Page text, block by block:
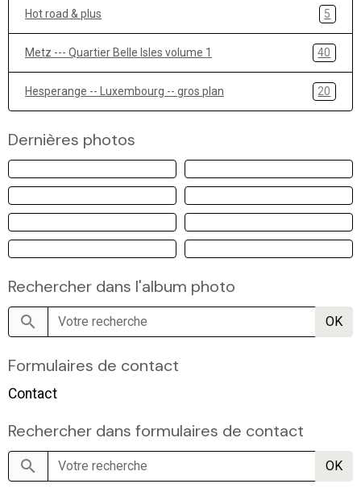
Hot road & plus 5
Metz --- Quartier Belle Isles volume 1 40
Hesperange -- Luxembourg -- gros plan 20
Dernières photos
Rechercher dans l'album photo
OK
Formulaires de contact
Contact
Rechercher dans formulaires de contact
OK